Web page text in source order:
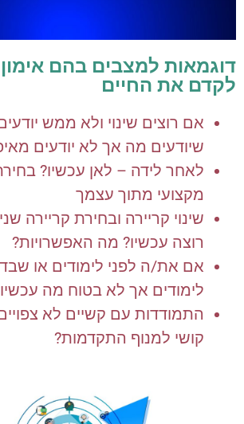
דוגמאות למצבים בהם אימון
לקדם את החיים
אם רוצים שינוי ולא ממש
שיודעים מה אך לא יודעים
לאחר לידה – לאן עכשיו? בחירת
מקצועי מתוך עצמך
שינוי קריירה ובחירת קריירה
רוצה עכשיו? מה האפשרויות?
אם את/ה לפני לימודים או
לימודים אך לא בטוח מה
התמודדות עם קשיים לא
קושי למנוף התקדמות?